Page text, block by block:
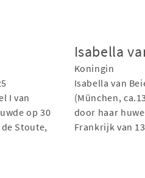
I van
op 30
Stoute,
Isabella
Koningin
Isabella van
(München,
door haar
Frankrijk van